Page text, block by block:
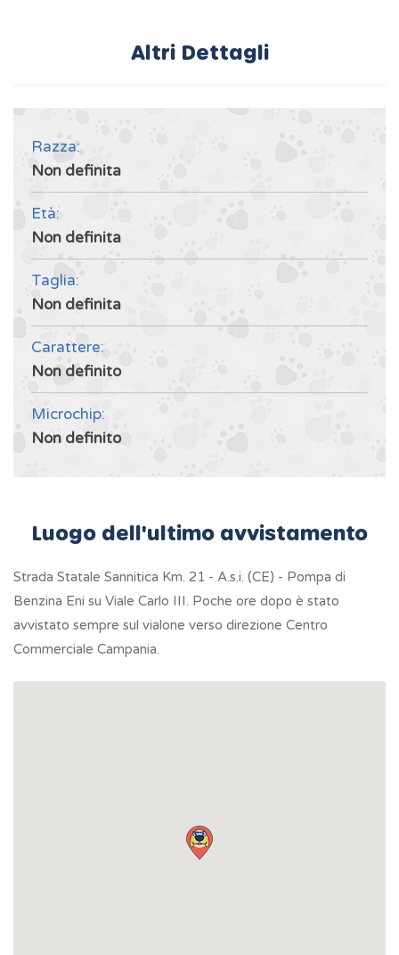
Altri Dettagli
Razza:
Non definita
Età:
Non definita
Taglia:
Non definita
Carattere:
Non definito
Microchip:
Non definito
Luogo dell'ultimo avvistamento
Strada Statale Sannitica Km. 21 - A.s.i. (CE) - Pompa di
Benzina Eni su Viale Carlo III. Poche ore dopo è stato
avvistato sempre sul vialone verso direzione Centro
Commerciale Campania.